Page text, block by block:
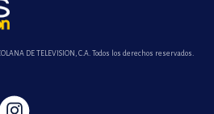
DE TELEVISION, C.A. Todos los derechos reservados.